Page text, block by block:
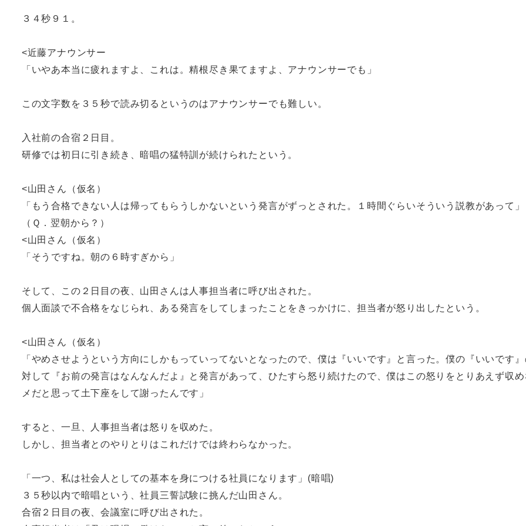
３４秒９１。
<近藤アナウンサー
「いやあ本当に疲れますよ、これは。精根尽き果てますよ、アナウンサーでも」
この文字数を３５秒で読み切るというのはアナウンサーでも難しい。
入社前の合宿２日目。
研修では初日に引き続き、暗唱の猛特訓が続けられたという。
<山田さん（仮名）
「もう合格できない人は帰ってもらうしかないという発言がずっとされた。１時間ぐらいそういう説教があって」
（Ｑ．翌朝から？）
<山田さん（仮名）
「そうですね。朝の６時すぎから」
そして、この２日目の夜、山田さんは人事担当者に呼び出された。
個人面談で不合格をなじられ、ある発言をしてしまったことをきっかけに、担当者が怒り出したという。
<山田さん（仮名）
「やめさせようという方向にしかもっていってないとなったので、僕は『いいです』と言った。僕の『いいです』
対して『お前の発言はなんなんだよ』と発言があって、ひたすら怒り続けたので、僕はこの怒りをとりあえず収
メだと思って土下座をして謝ったんです」
すると、一旦、人事担当者は怒りを収めた。
しかし、担当者とのやりとりはこれだけでは終わらなかった。
「一つ、私は社会人としての基本を身につける社員になります」(暗唱)
３５秒以内で暗唱という、社員三誓試験に挑んだ山田さん。
合宿２日目の夜、会議室に呼び出された。